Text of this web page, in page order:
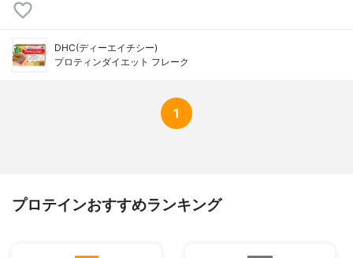
DHC(ディーエイチシー)
プロティンダイエット フレーク
1
プロテインおすすめランキング